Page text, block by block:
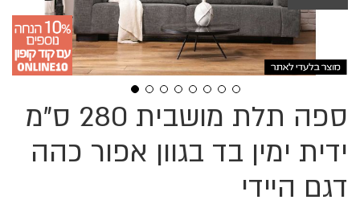
ספה תלת מושבית 280 ס"מ
ידית ימין בד בגוון אפור כהה
דגם היידי
לדלג
להתחלה
גלריית